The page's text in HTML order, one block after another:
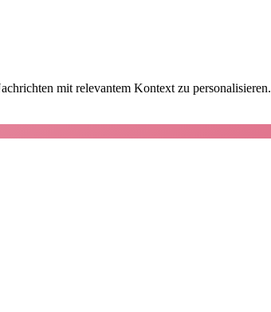
mit relevantem Kontext zu personalisieren.